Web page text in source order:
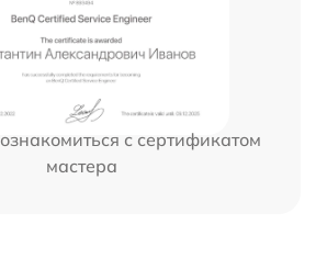
с сертификатом
мастера